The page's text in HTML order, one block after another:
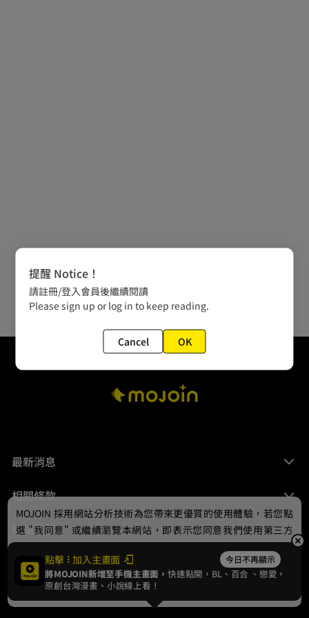
最新消息
相關條款
聯絡我們
© 2024 gamania Digital Entertainment Co., Ltd.
點擊 加入主畫面 今日不再顯示
將MOJOIN新增至手機主畫面，快速點開，BL、 百合 、戀愛，
原創台灣漫畫、小說線上看！
MOJOIN 採用網站分析技術為您帶來更優質的使用體驗，若您點
選 "我同意" 或繼續瀏覽本網站，即表示您同意我們使用第三方
Cookie，欲瞭解更多資訊請見隱私權政策。
我同意
提醒 Notice！
請註冊/登入會員後繼續閱讀
Please sign up or log in to keep reading.
Cancel OK